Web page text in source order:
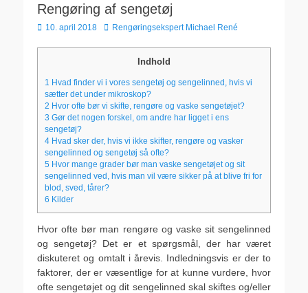
Rengøring af sengetøj
Udgivet
10. april 2018 Forfatter
Rengøringsekspert Michael René
Indhold
1 Hvad finder vi i vores sengetøj og sengelinned, hvis vi
sætter det under mikroskop?
2 Hvor ofte bør vi skifte, rengøre og vaske sengetøjet?
3 Gør det nogen forskel, om andre har ligget i ens
sengetøj?
4 Hvad sker der, hvis vi ikke skifter, rengøre og vasker
sengelinned og sengetøj så ofte?
5 Hvor mange grader bør man vaske sengetøjet og sit
sengelinned ved, hvis man vil være sikker på at blive fri for
blod, sved, tårer?
6 Kilder
Hvor ofte bør man rengøre og vaske sit sengelinned
og sengetøj? Det er et spørgsmål, der har været
diskuteret og omtalt i årevis. Indledningsvis er der to
faktorer, der er væsentlige for at kunne vurdere, hvor
ofte sengetøjet og dit sengelinned skal skiftes og/eller